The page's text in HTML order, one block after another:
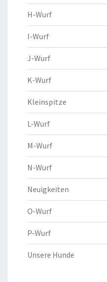
H-Wurf
I-Wurf
J-Wurf
K-Wurf
Kleinspitze
L-Wurf
M-Wurf
N-Wurf
Neuigkeiten
O-Wurf
P-Wurf
Unsere Hunde